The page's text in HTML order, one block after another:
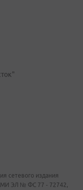
сетевого издания
СМИ ЭЛ № ФС 77 - 72742,